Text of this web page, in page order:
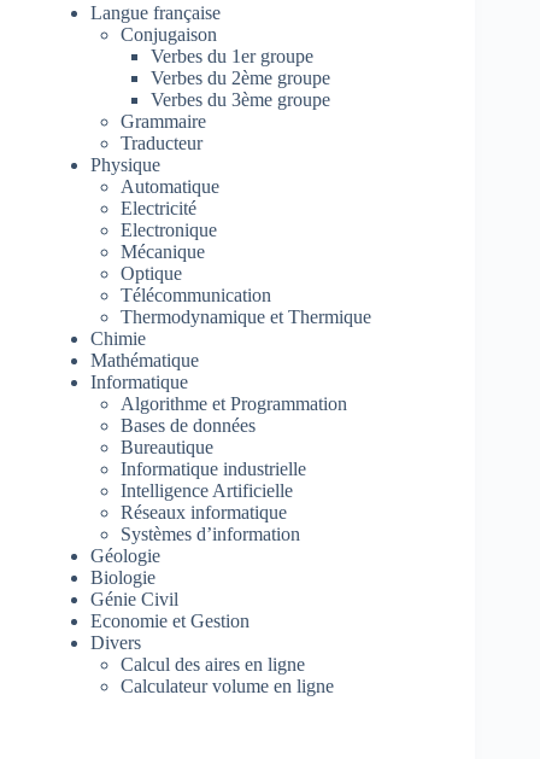
Langue française
Conjugaison
Verbes du 1er groupe
Verbes du 2ème groupe
Verbes du 3ème groupe
Grammaire
Traducteur
Physique
Automatique
Electricité
Electronique
Mécanique
Optique
Télécommunication
Thermodynamique et Thermique
Chimie
Mathématique
Informatique
Algorithme et Programmation
Bases de données
Bureautique
Informatique industrielle
Intelligence Artificielle
Réseaux informatique
Systèmes d’information
Géologie
Biologie
Génie Civil
Economie et Gestion
Divers
Calcul des aires en ligne
Calculateur volume en ligne